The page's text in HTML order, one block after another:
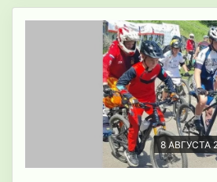
8 АВГУСТА